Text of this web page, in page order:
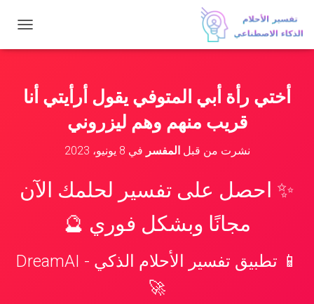
ب
ل
اأختي رأة أبي المتوفي يقول أرأيتي أنا
قريب منهم وهم ليزروني
نشرت من قبلالمفسر في 8 يونيو، 2023
✨ احصل على تفسير لحلمك الآن
مجانًا وبشكل فوري 🔮
📱 تطبيق تفسير الأحلام الذكي - DreamAI
🚀